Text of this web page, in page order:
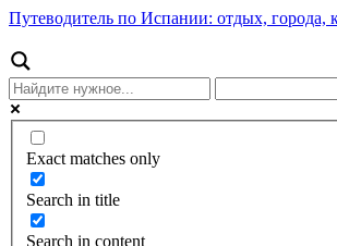
Путеводитель по Испании: отдых, города,
Exact matches only
Search in title
Search in content